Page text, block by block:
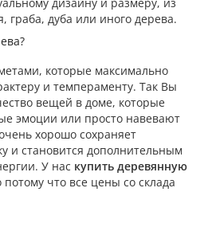
граба, дуба или иного дерева.
которые максимально
и темпераменту. Так Вы
вещей в доме, которые
эмоции или просто навевают
хорошо сохраняет
и становится дополнительным
У нас купить деревянную
что все цены со склада